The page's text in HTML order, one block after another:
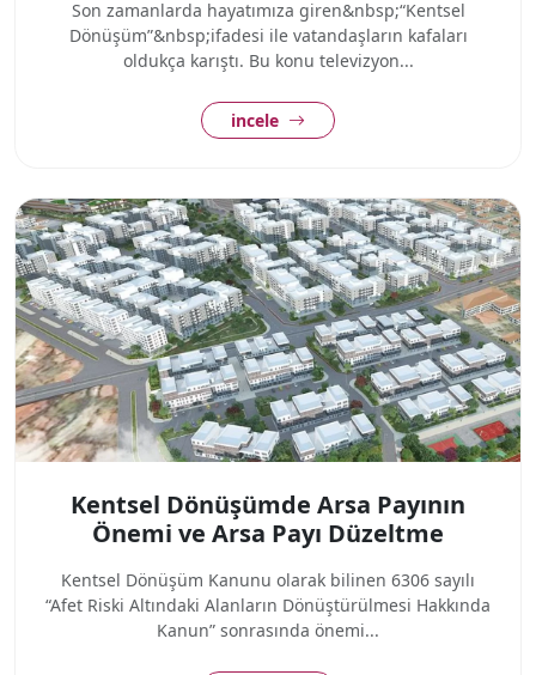
Son zamanlarda hayatımıza giren&nbsp;“Kentsel
Dönüşüm”&nbsp;ifadesi ile vatandaşların kafaları
oldukça karıştı. Bu konu televizyon...
incele
Kentsel Dönüşümde Arsa Payının
Önemi ve Arsa Payı Düzeltme
Kentsel Dönüşüm Kanunu olarak bilinen 6306 sayılı
“Afet Riski Altındaki Alanların Dönüştürülmesi Hakkında
Kanun” sonrasında önemi...